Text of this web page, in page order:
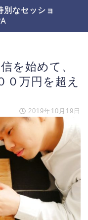
別なセッショ
を始めて、
０万円を超え
2019年10月19日